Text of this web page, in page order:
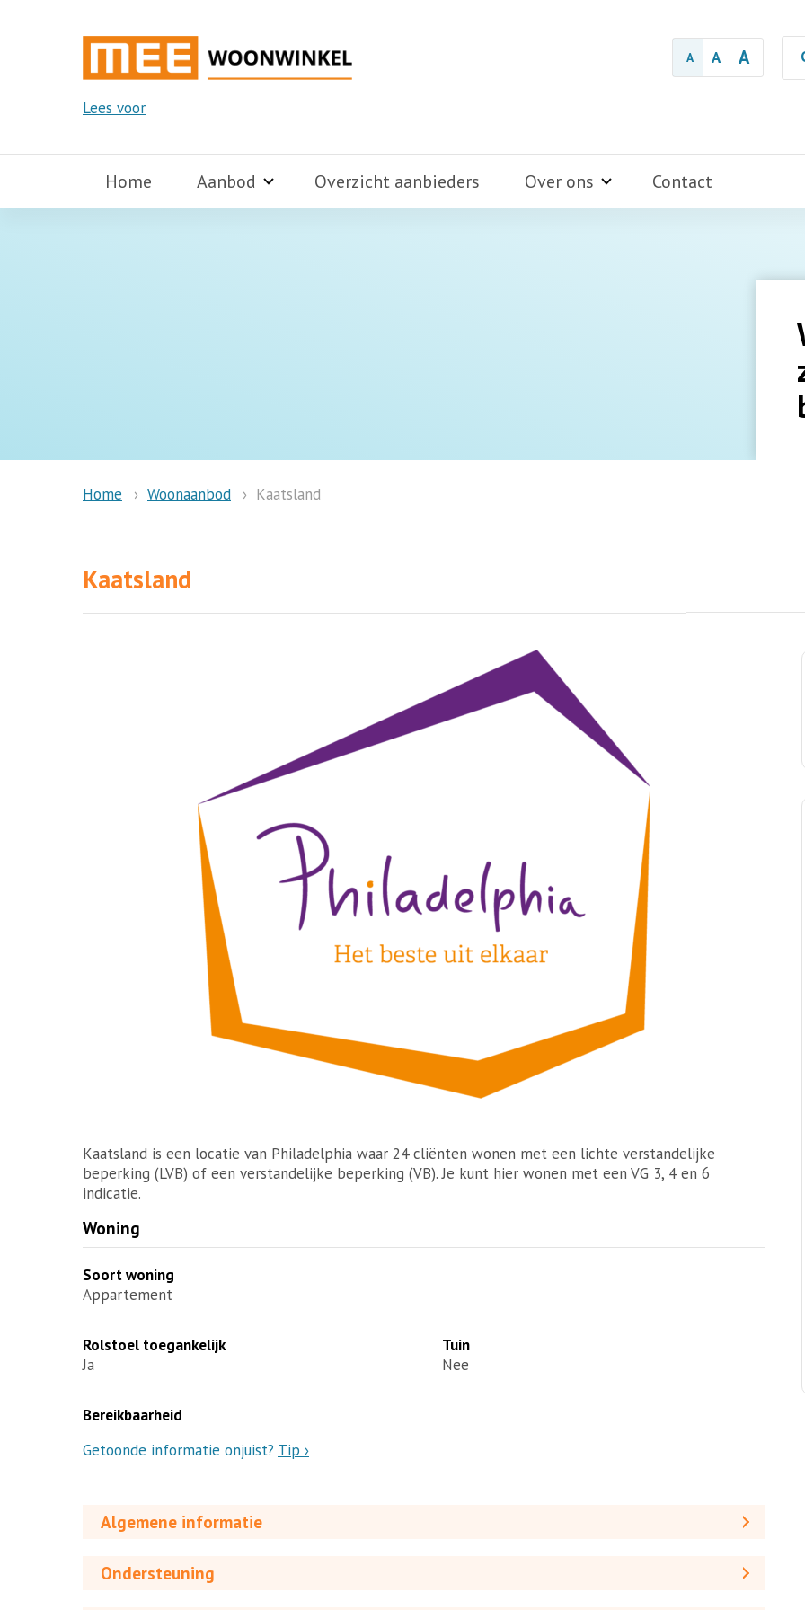
A A A
Lees voor
Home Aanbod Overzicht aanbieders Over ons Contact
Home Woonaanbod Kaatsland
Kaatsland
Kaatsland is een locatie van Philadelphia waar 24 cliënten wonen met een lichte verstandelijke
beperking (LVB) of een verstandelijke beperking (VB). Je kunt hier wonen met een VG 3, 4 en 6
indicatie.
Woning
Soort woning
Appartement
Rolstoel toegankelijk
Ja
Tuin
Nee
Bereikbaarheid
Getoonde informatie onjuist? Tip ›
Algemene informatie
Ondersteuning